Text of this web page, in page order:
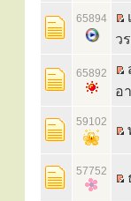
65894
ว
65892
อ
59102
57752